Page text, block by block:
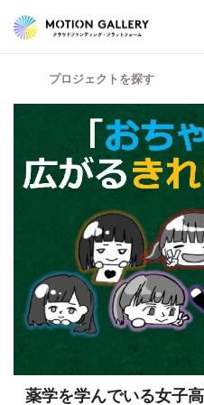
プロジェクトを探す
薬学を学んでいる女子